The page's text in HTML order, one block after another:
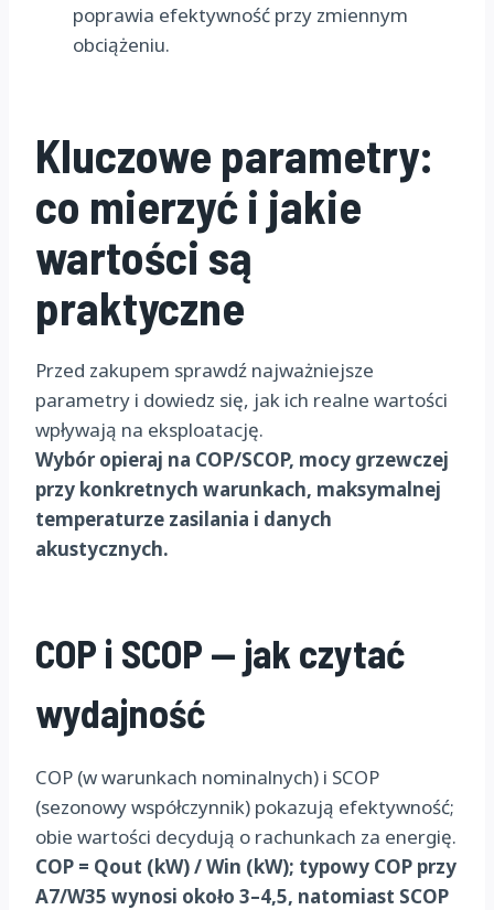
poprawia efektywność przy zmiennym
obciążeniu.
Kluczowe parametry:
co mierzyć i jakie
wartości są
praktyczne
Przed zakupem sprawdź najważniejsze
parametry i dowiedz się, jak ich realne wartości
wpływają na eksploatację.
Wybór opieraj na COP/SCOP, mocy grzewczej
przy konkretnych warunkach, maksymalnej
temperaturze zasilania i danych
akustycznych.
COP i SCOP — jak czytać
wydajność
COP (w warunkach nominalnych) i SCOP
(sezonowy współczynnik) pokazują efektywność;
obie wartości decydują o rachunkach za energię.
COP = Qout (kW) / Win (kW); typowy COP przy
A7/W35 wynosi około 3–4,5, natomiast SCOP